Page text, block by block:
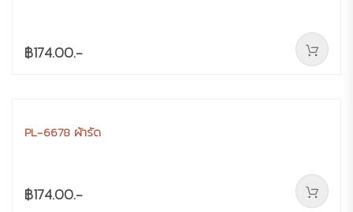
฿174.00.-
PL-6678 ผ้ารัด
฿174.00.-